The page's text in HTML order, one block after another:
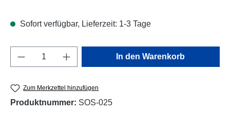
Sofort verfügbar, Lieferzeit: 1-3 Tage
Produkt Anzahl: Gib den gewünschten
In den Warenkorb
Zum Merkzettel hinzufügen
Produktnummer: SOS-025